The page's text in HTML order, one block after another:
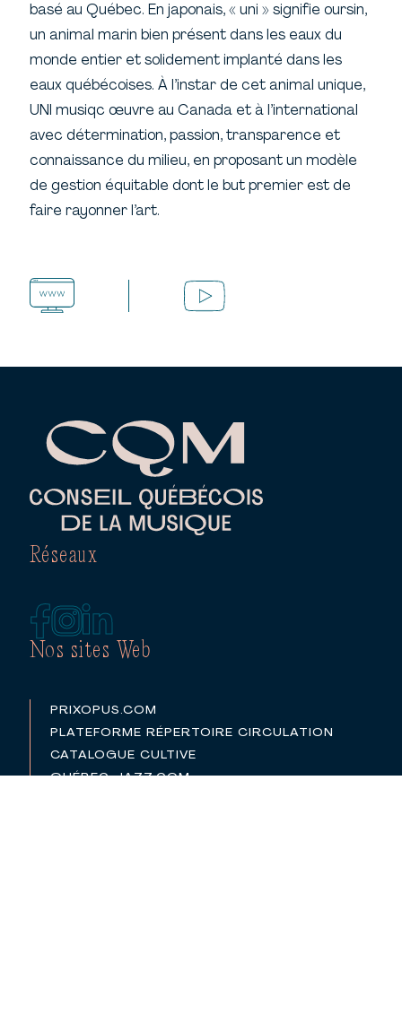
basé au Québec. En japonais, « uni » signifie oursin,
un animal marin bien présent dans les eaux du
monde entier et solidement implanté dans les
eaux québécoises. À l’instar de cet animal unique,
UNI musiqc œuvre au Canada et à l’international
avec détermination, passion, transparence et
connaissance du milieu, en proposant un modèle
de gestion équitable dont le but premier est de
faire rayonner l’art.
Nos sites Web
PRIXOPUS.COM
PLATEFORME RÉPERTOIRE CIRCULATION
CATALOGUE CULTIVE
QUÉBEC-JAZZ.COM
Réseaux